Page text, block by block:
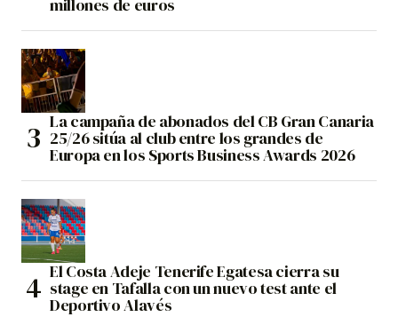
millones de euros
La campaña de abonados del CB Gran Canaria
25/26 sitúa al club entre los grandes de
Europa en los Sports Business Awards 2026
El Costa Adeje Tenerife Egatesa cierra su
stage en Tafalla con un nuevo test ante el
Deportivo Alavés